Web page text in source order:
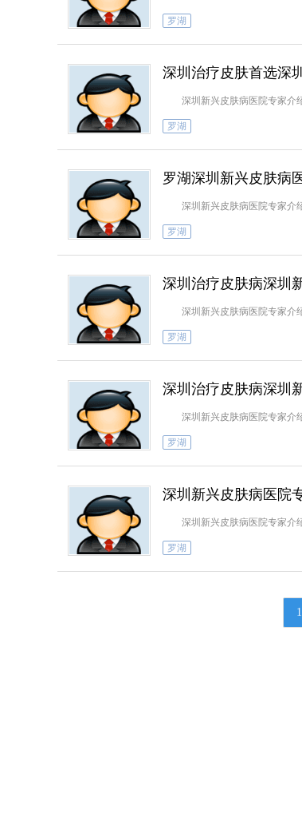
罗湖
深圳治疗皮肤首选深
深圳新兴皮肤病医院专家介绍
罗湖
罗湖深圳新兴皮肤病
深圳新兴皮肤病医院专家介绍
罗湖
深圳治疗皮肤病深圳
深圳新兴皮肤病医院专家介绍
罗湖
深圳治疗皮肤病深圳
深圳新兴皮肤病医院专家介绍
罗湖
深圳新兴皮肤病医院
深圳新兴皮肤病医院专家介绍
罗湖
1